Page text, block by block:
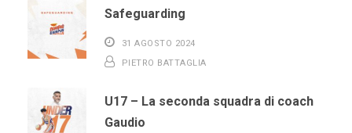
Safeguarding
31 AGOSTO 2024
PIETRO BATTAGLIA
U17 – La seconda squadra di coach
Gaudio